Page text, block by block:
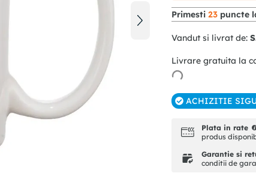
Primesti23 puncte
Vandut si livrat de:
Livrare gratuita la
ACHIZITIE
Plata in rate
produs
Garantie si
conditii de